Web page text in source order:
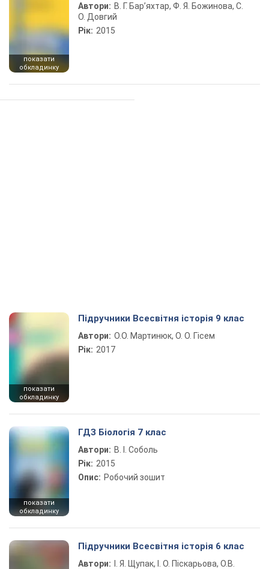
показати
обкладинку
Автори: В. Г. Бар’яхтар, Ф. Я. Божинова, С.
О. Довгий
Рік: 2015
показати
обкладинку
Підручники Всесвітня історія 9 клас
Автори: О.О. Мартинюк, О. О. Гісем
Рік: 2017
показати
обкладинку
ГДЗ Біологія 7 клас
Автори: В. І. Соболь
Рік: 2015
Опис: Робочий зошит
Підручники Всесвітня історія 6 клас
Автори:
І. Я. Щупак, І. О. Піскарьова, О.В.